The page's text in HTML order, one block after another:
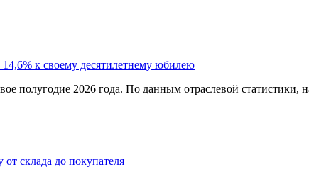
к своему десятилетнему юбилею
полугодие 2026 года. По данным отраслевой статистики,
от склада до покупателя